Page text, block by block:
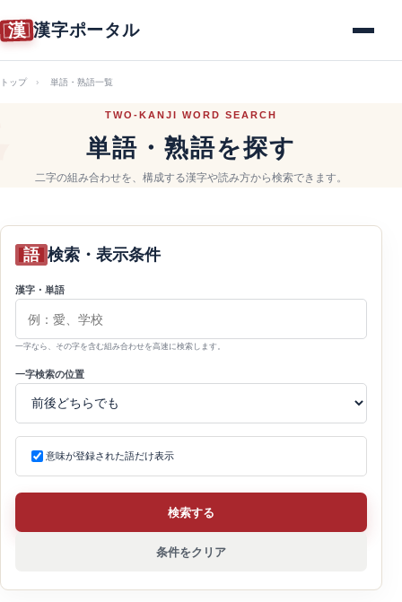
漢 漢字ポータル
トップ 単語・熟語一覧
TWO-KANJI WORD SEARCH
単語・熟語を探す
二字の組み合わせを、構成する漢字や読み方から検索できます。
語 検索・表示条件
漢字・単語
一字なら、その字を含む組み合わせを高速に検索します。
一字検索の位置
意味が登録された語だけ表示
検索する
条件をクリア